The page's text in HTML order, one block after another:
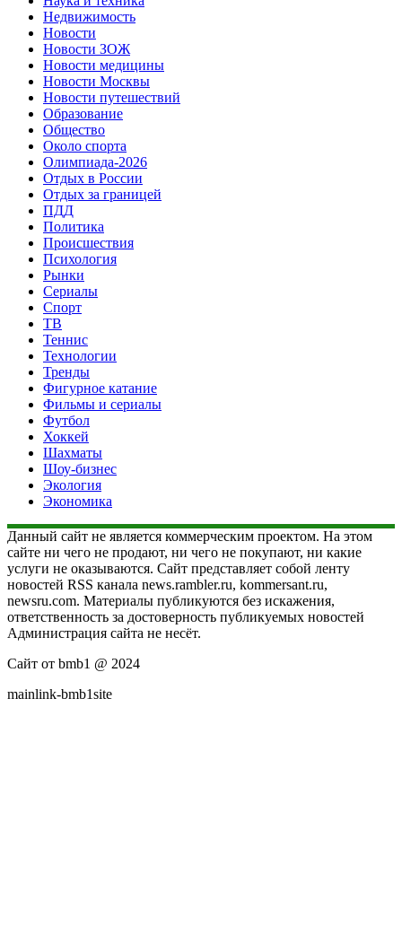
Недвижимость
Новости
Новости ЗОЖ
Новости медицины
Новости Москвы
Новости путешествий
Образование
Общество
Около спорта
Олимпиада-2026
Отдых в России
Отдых за границей
ПДД
Политика
Происшествия
Психология
Рынки
Сериалы
Спорт
ТВ
Теннис
Технологии
Тренды
Фигурное катание
Фильмы и сериалы
Футбол
Хоккей
Шахматы
Шоу-бизнес
Экология
Экономика
Данный сайт не является коммерческим проектом. На этом
сайте ни чего не продают, ни чего не покупают, ни какие
услуги не оказываются. Сайт представляет собой ленту
новостей RSS канала news.rambler.ru, kommersant.ru,
newsru.com. Материалы публикуются без искажения,
ответственность за достоверность публикуемых новостей
Администрация сайта не несёт.
Сайт от bmb1 @ 2024
mainlink-bmb1site